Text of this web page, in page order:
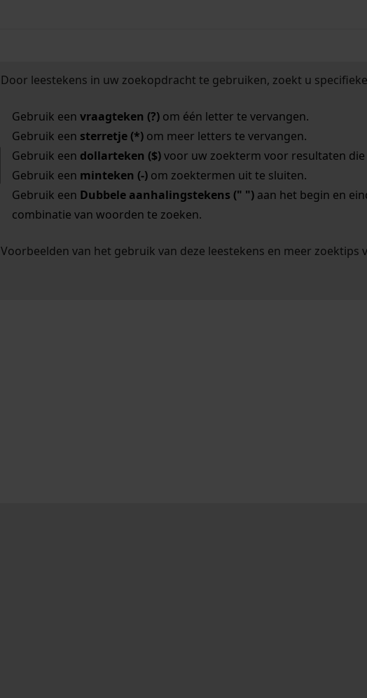
Door leestekens in uw zoekopdracht te gebruiken, zoekt u
Gebruik een vraagteken (?)om één letter te vervangen.
Gebruik een sterretje (*)om meer letters te vervangen.
Gebruik een dollarteken ($)voor uw zoekterm voor resultaten die
Gebruik een minteken (-)om zoektermen uit te sluiten.
Gebruik een Dubbele aanhalingstekens (" ")aan het begin en
combinatie van woorden te zoeken.
Voorbeelden van het gebruik van deze leestekens en meer zoektips